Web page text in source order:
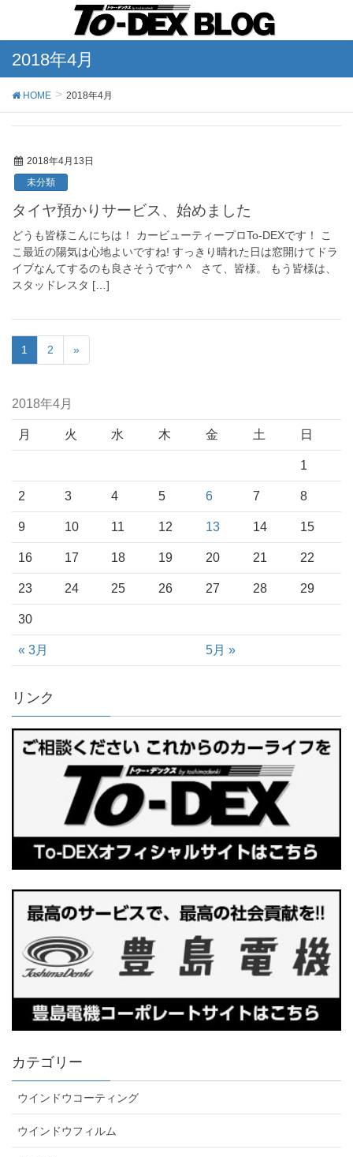
2018年4月
HOME 2018年4月
2018年4月13日
未分類
タイヤ預かりサービス、始めました
どうも皆様こんにちは！ カービューティープロTo-DEXです！ こ
こ最近の陽気は心地よいですね! すっきり晴れた日は窓開けてドラ
イブなんてするのも良さそうです^ ^ さて、皆様。 もう皆様は、
スタッドレスタ […]
1 2 »
2018年4月
月 火 水 木 金 土 日
« 3月 5月 »
1
2 3 4 5 6 7 8
9 10 11 12 13 14 15
16 17 18 19 20 21 22
23 24 25 26 27 28 29
30
リンク
カテゴリー
ウインドウコーティング
ウインドウフィルム